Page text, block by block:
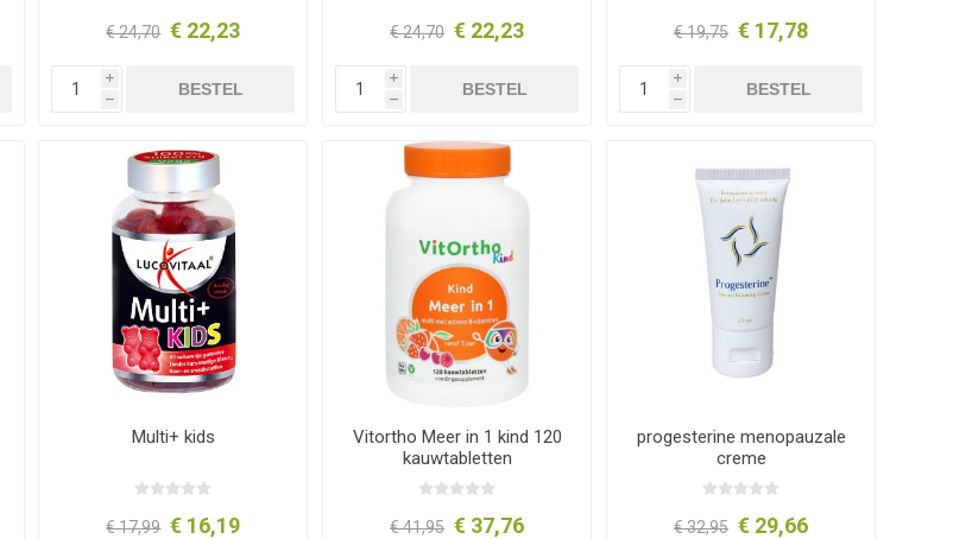
€ 24,70 € 22,23
i
h
BESTEL
€ 24,70 € 22,23
i
h
BESTEL
€ 19,75 € 17,78
i
h
BESTEL
Multi+ kids
€ 17,99 € 16,19
Vitortho Meer in 1 kind 120
kauwtabletten
€ 41,95 € 37,76
progesterine menopauzale
creme
€ 32,95 € 29,66